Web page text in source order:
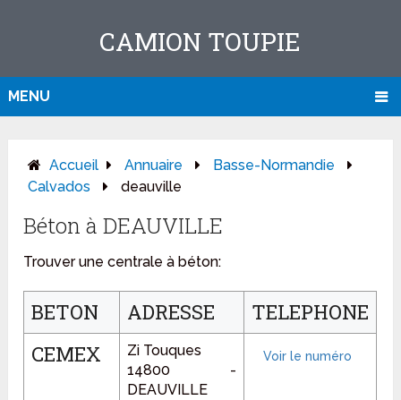
CAMION TOUPIE
MENU
Accueil Annuaire
Basse-Normandie
Calvados
deauville
Béton à DEAUVILLE
Trouver une centrale à béton:
BETON ADRESSE
TELEPHONE
CEMEX
Zi Touques
14800 -
DEAUVILLE